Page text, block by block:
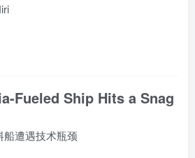
Fueled Ship Hits a Snag
船遭遇技术瓶颈